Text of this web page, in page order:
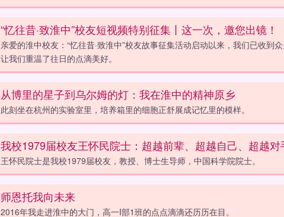
“忆往昔·致淮中”校友短视频特别征集丨这一次，邀您出镜！
亲爱的淮中校友：“忆往昔·致淮中”校友故事征集活动启动以来，我们已收到
让我们重温了往日的点滴美好。
从博里的星子到乌尔姆的灯：我在淮中的精神原乡
此刻坐在杭州的实验室里，培养箱里的细胞正舒展成记忆里的模样。
我校1979届校友王怀民院士：超越前辈、超越自己、超越
王怀民院士是我校1979届校友，教授、博士生导师，中国科学院院士。
师恩托我向未来
2016年我走进淮中的大门，高一I部1班的点点滴滴还历历在目。